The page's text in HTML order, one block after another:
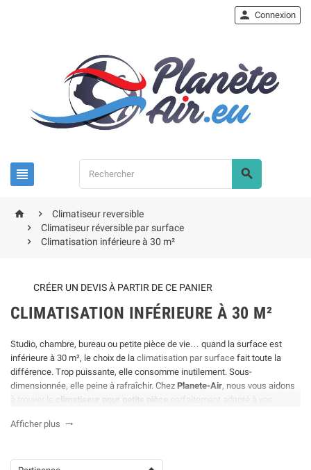
 
 Connexion
 
Climatiseur reversible

Climatiseur réversible par surface

Climatisation inférieure à 30 m²
CRÉER UN DEVIS À PARTIR DE CE PANIER
CLIMATISATION INFÉRIEURE À 30 M²
Studio, chambre, bureau ou petite pièce de vie… quand la surface est
inférieure à 30 m², le choix de la climatisation par surface fait toute la
différence. Trop puissante, elle consomme inutilement. Sous-
dimensionnée, elle peine à rafraîchir. Chez Planete-Air, nous vous aidons
d’énergie.
des espaces réduits : formats compacts, modèles réversibles, options
Afficher plus 